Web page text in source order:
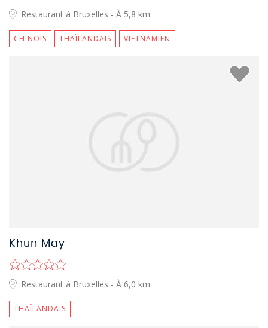
Restaurant à Bruxelles - À 5,8 km
CHINOIS THAÏLANDAIS VIETNAMIEN
Khun May
Restaurant à Bruxelles - À 6,0 km
THAÏLANDAIS